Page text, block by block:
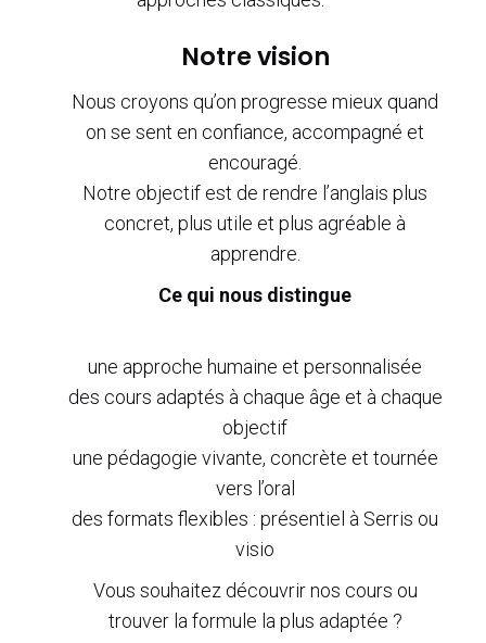
Notre vision
Nous croyons qu’on progresse mieux quand
on se sent en confiance, accompagné et
encouragé.
Notre objectif est de rendre l’anglais plus
concret, plus utile et plus agréable à
apprendre.
Ce qui nous distingue
une approche humaine et personnalisée
des cours adaptés à chaque âge et à chaque
objectif
une pédagogie vivante, concrète et tournée
vers l’oral
des formats flexibles : présentiel à Serris ou
visio
Vous souhaitez découvrir nos cours ou
trouver la formule la plus adaptée ?